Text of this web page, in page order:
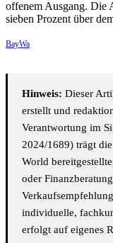
offenem Ausgang. Die
sieben Prozent über
BayWa
Hinweis: Dieser
erstellt und
Verantwortung im
2024/1689) trägt die
World
oder
individuelle,
erfolgt auf eigenes